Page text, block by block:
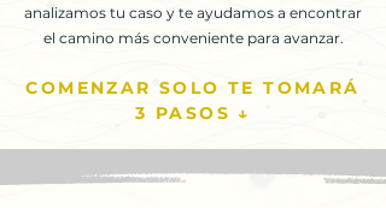
analizamos tu caso y te ayudamos a encontrar
el camino más conveniente para avanzar.
COMENZAR SOLO TE TOMARÁ
3 PASOS ↓